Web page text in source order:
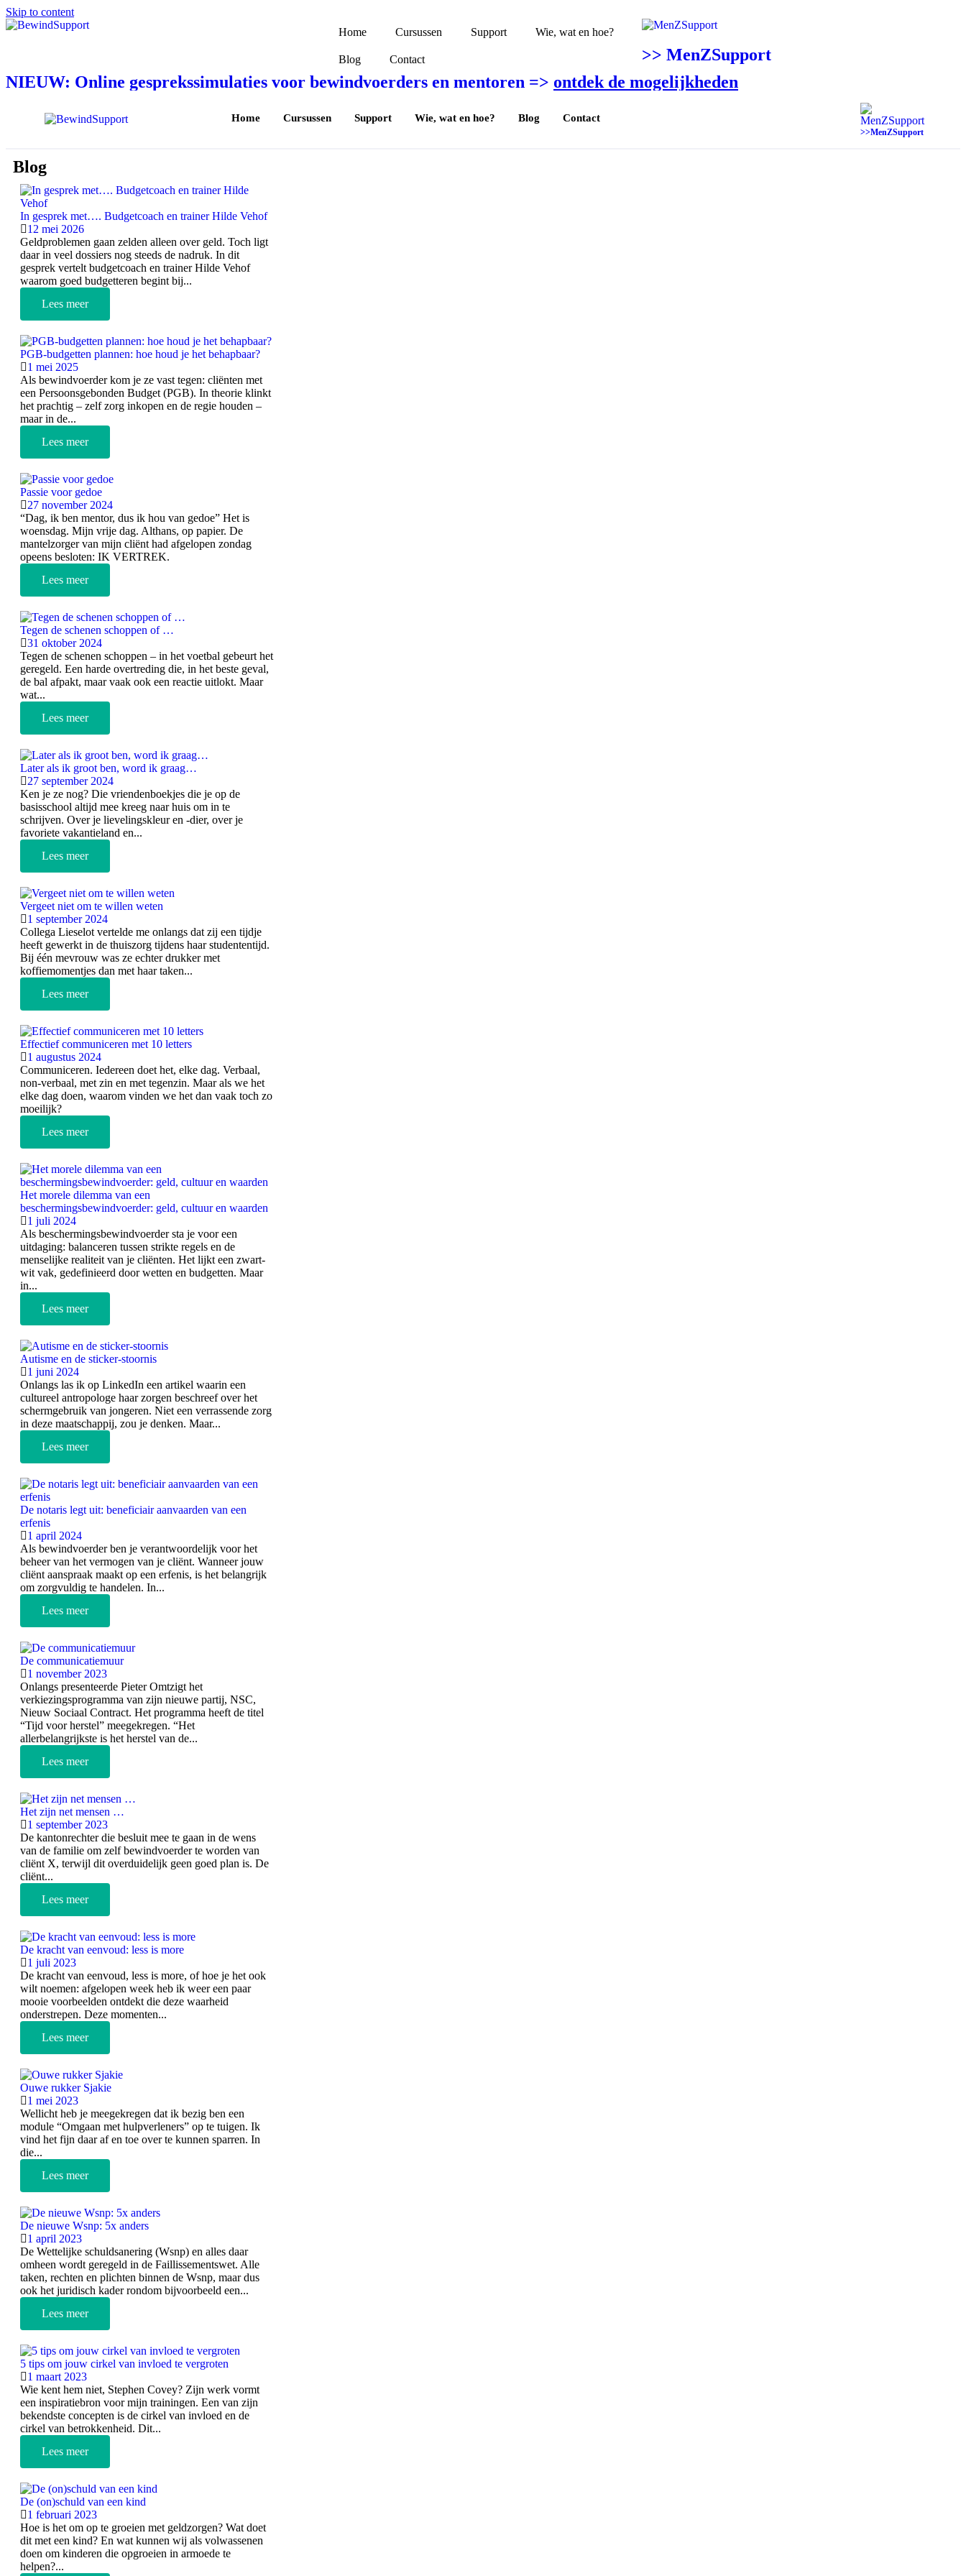
Skip to content
Home
Cursussen Support Wie, wat en hoe?
Blog Contact
>> MenZSupport
NIEUW: Online gesprekssimulaties voor bewindvoerders en mentoren => ontdek de mogelijkheden
Home Cursussen Support Wie, wat en hoe? Blog Contact
>>MenZSupport
Blog
In gesprek met…. Budgetcoach en trainer Hilde Vehof
12 mei 2026
Geldproblemen gaan zelden alleen over geld. Toch ligt
daar in veel dossiers nog steeds de nadruk. In dit
gesprek vertelt budgetcoach en trainer Hilde Vehof
waarom goed budgetteren begint bij...
Lees meer
PGB-budgetten plannen: hoe houd je het behapbaar?
1 mei 2025
Als bewindvoerder kom je ze vast tegen: cliënten met
een Persoonsgebonden Budget (PGB). In theorie klinkt
het prachtig – zelf zorg inkopen en de regie houden –
maar in de...
Lees meer
Passie voor gedoe
27 november 2024
“Dag, ik ben mentor, dus ik hou van gedoe” Het is
woensdag. Mijn vrije dag. Althans, op papier. De
mantelzorger van mijn cliënt had afgelopen zondag
opeens besloten: IK VERTREK.
Lees meer
Tegen de schenen schoppen of …
31 oktober 2024
Tegen de schenen schoppen – in het voetbal gebeurt het
geregeld. Een harde overtreding die, in het beste geval,
de bal afpakt, maar vaak ook een reactie uitlokt. Maar
wat...
Lees meer
Later als ik groot ben, word ik graag…
27 september 2024
Ken je ze nog? Die vriendenboekjes die je op de
basisschool altijd mee kreeg naar huis om in te
schrijven. Over je lievelingskleur en -dier, over je
favoriete vakantieland en...
Lees meer
Vergeet niet om te willen weten
1 september 2024
Collega Lieselot vertelde me onlangs dat zij een tijdje
heeft gewerkt in de thuiszorg tijdens haar studententijd.
Bij één mevrouw was ze echter drukker met
koffiemomentjes dan met haar taken...
Lees meer
Effectief communiceren met 10 letters
1 augustus 2024
Communiceren. Iedereen doet het, elke dag. Verbaal,
non-verbaal, met zin en met tegenzin. Maar als we het
elke dag doen, waarom vinden we het dan vaak toch zo
moeilijk?
Lees meer
Het morele dilemma van een
beschermingsbewindvoerder: geld, cultuur en waarden
1 juli 2024
Als beschermingsbewindvoerder sta je voor een
uitdaging: balanceren tussen strikte regels en de
menselijke realiteit van je cliënten. Het lijkt een zwart-
wit vak, gedefinieerd door wetten en budgetten. Maar
in...
Lees meer
Autisme en de sticker-stoornis
1 juni 2024
Onlangs las ik op LinkedIn een artikel waarin een
cultureel antropologe haar zorgen beschreef over het
schermgebruik van jongeren. Niet een verrassende zorg
in deze maatschappij, zou je denken. Maar...
Lees meer
De notaris legt uit: beneficiair aanvaarden van een
erfenis
1 april 2024
Als bewindvoerder ben je verantwoordelijk voor het
beheer van het vermogen van je cliënt. Wanneer jouw
cliënt aanspraak maakt op een erfenis, is het belangrijk
om zorgvuldig te handelen. In...
Lees meer
De communicatiemuur
1 november 2023
Onlangs presenteerde Pieter Omtzigt het
verkiezingsprogramma van zijn nieuwe partij, NSC,
Nieuw Sociaal Contract. Het programma heeft de titel
“Tijd voor herstel” meegekregen. “Het
allerbelangrijkste is het herstel van de...
Lees meer
Het zijn net mensen …
1 september 2023
De kantonrechter die besluit mee te gaan in de wens
van de familie om zelf bewindvoerder te worden van
cliënt X, terwijl dit overduidelijk geen goed plan is. De
cliënt...
Lees meer
De kracht van eenvoud: less is more
1 juli 2023
De kracht van eenvoud, less is more, of hoe je het ook
wilt noemen: afgelopen week heb ik weer een paar
mooie voorbeelden ontdekt die deze waarheid
onderstrepen. Deze momenten...
Lees meer
Ouwe rukker Sjakie
1 mei 2023
Wellicht heb je meegekregen dat ik bezig ben een
module “Omgaan met hulpverleners” op te tuigen. Ik
vind het fijn daar af en toe over te kunnen sparren. In
die...
Lees meer
De nieuwe Wsnp: 5x anders
1 april 2023
De Wettelijke schuldsanering (Wsnp) en alles daar
omheen wordt geregeld in de Faillissementswet. Alle
taken, rechten en plichten binnen de Wsnp, maar dus
ook het juridisch kader rondom bijvoorbeeld een...
Lees meer
5 tips om jouw cirkel van invloed te vergroten
1 maart 2023
Wie kent hem niet, Stephen Covey? Zijn werk vormt
een inspiratiebron voor mijn trainingen. Een van zijn
bekendste concepten is de cirkel van invloed en de
cirkel van betrokkenheid. Dit...
Lees meer
De (on)schuld van een kind
1 februari 2023
Hoe is het om op te groeien met geldzorgen? Wat doet
dit met een kind? En wat kunnen wij als volwassenen
doen om kinderen die opgroeien in armoede te
helpen?...